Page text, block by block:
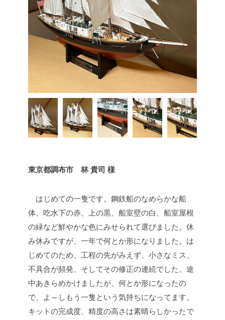
東京都調布市 林 貴司 様
はじめての一隻です。鋼鉄船のなめらかな船
体、吃水下の赤、上の黒、船室壁の白、船室屋根
の緑など鮮やかな色にみせられて選びました。休
み休みですが、一年で何とか形になりました。は
じめてのため、工程の先がみえず、小さなミス、
不具合が頻発、そしてその修正の連続でした。途
中あきらめかけましたが、何とか形になったの
で、よ～しもう一隻という気持ちになってます。
キットの完成度、精度の高さは素晴らしかったで